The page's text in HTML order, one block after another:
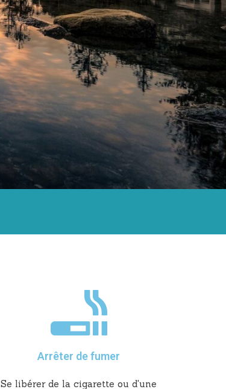
Arrêter de fumer
Se libérer de la cigarette ou d'une